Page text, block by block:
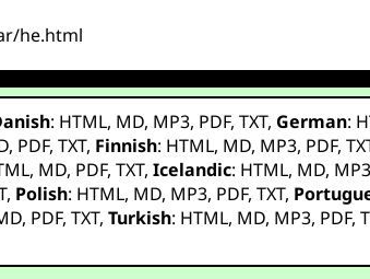
he.html
: HTML, MD, MP3, PDF,TXT, German:
, PDF,TXT, Finnish: HTML, MD, MP3, PDF,
, MD, PDF,TXT,Icelandic: HTML, MD, MP3
, Polish: HTML, MD, MP3, PDF,TXT,
, PDF,TXT,Turkish: HTML, MD, MP3, PDF,